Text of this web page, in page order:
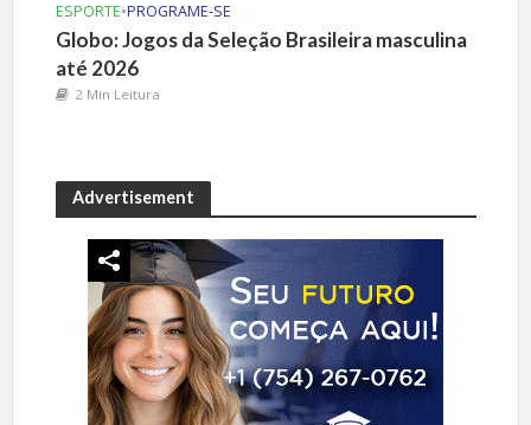
ESPORTE•PROGRAME-SE
Globo: Jogos da Seleção Brasileira masculina
até 2026
2 Min Leitura
Advertisement